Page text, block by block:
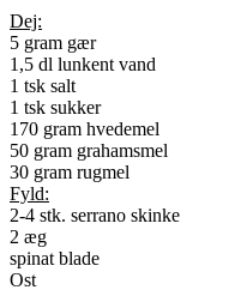
Dej:
5 gram gær
1,5 dl lunkent vand
1 tsk salt
1 tsk sukker
170 gram hvedemel
50 gram grahamsmel
30 gram rugmel
Fyld:
2-4 stk. serrano skinke
2 æg
spinat blade
Ost